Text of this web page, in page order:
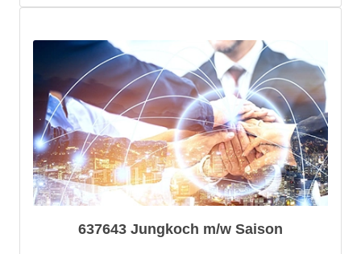
637643 Jungkoch m/w Saison